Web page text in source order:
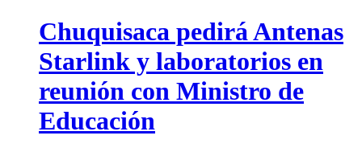
Chuquisaca pedirá Antenas
Starlink y laboratorios en
reunión con Ministro de
Educación